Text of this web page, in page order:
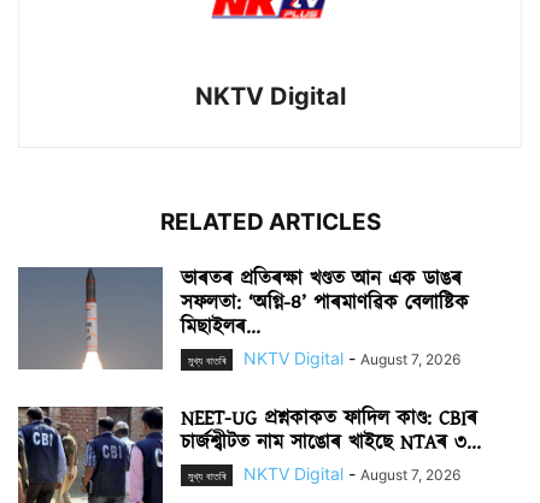
NKTV Digital
RELATED ARTICLES
ভাৰতৰ প্ৰতিৰক্ষা খণ্ডত আন এক ডাঙৰ
সফলতা: ‘অগ্নি-৪’ পাৰমাণৱিক বেলাষ্টিক
মিছাইলৰ...
মুখ্য বাতৰি NKTV Digital - August 7, 2026
NEET-UG প্ৰশ্নকাকত ফাদিল কাণ্ড: CBIৰ
চাৰ্জশ্বীটত নাম সাঙোৰ খাইছে NTAৰ ৩...
মুখ্য বাতৰি NKTV Digital - August 7, 2026